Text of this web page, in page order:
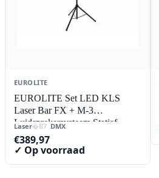
EUROLITE
EUROLITE Set LED KLS
Laser Bar FX + M-3
Luidsprekersysteem Statief
Laser DMX
€389,97
✓ Op voorraad